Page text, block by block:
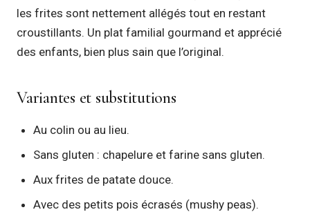
les frites sont nettement allégés tout en restant
croustillants. Un plat familial gourmand et apprécié
des enfants, bien plus sain que l’original.
Variantes et substitutions
Au colin ou au lieu.
Sans gluten : chapelure et farine sans gluten.
Aux frites de patate douce.
Avec des petits pois écrasés (mushy peas).